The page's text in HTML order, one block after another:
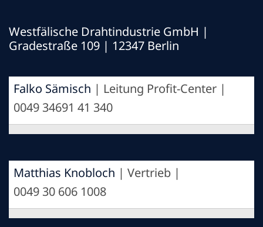
Westfälische Drahtindustrie GmbH |
Gradestraße 109 | 12347 Berlin
Falko Sämisch | Leitung Profit-Center |
0049 34691 41 340
Matthias Knobloch | Vertrieb |
0049 30 606 1008